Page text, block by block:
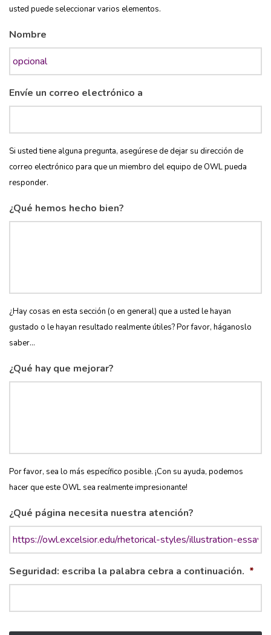
usted puede seleccionar varios elementos.
Nombre
Envíe un correo electrónico a
Si usted tiene alguna pregunta, asegúrese de dejar su dirección de
correo electrónico para que un miembro del equipo de OWL pueda
responder.
¿Qué hemos hecho bien?
¿Hay cosas en esta sección (o en general) que a usted le hayan
gustado o le hayan resultado realmente útiles? Por favor, háganoslo
saber...
¿Qué hay que mejorar?
Por favor, sea lo más específico posible. ¡Con su ayuda, podemos
hacer que este OWL sea realmente impresionante!
¿Qué página necesita nuestra atención?
Seguridad: escriba la palabra cebra a continuación. *